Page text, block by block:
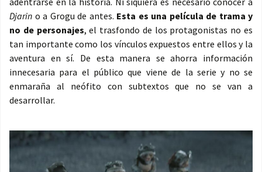
Djarin o a Grogu de antes. Esta es una película de trama y
no de personajes, el trasfondo de los protagonistas no es
tan importante como los vínculos expuestos entre ellos y la
aventura en sí. De esta manera se ahorra información
innecesaria para el público que viene de la serie y no se
enmaraña al neófito con subtextos que no se van a
desarrollar.